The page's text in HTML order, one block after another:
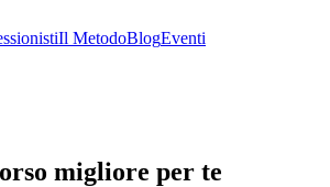
Il MetodoBlogEventi
migliore per te